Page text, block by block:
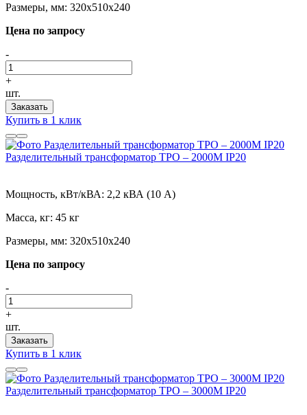
Размеры, мм: 320х510х240
Цена по запросу
-
+
шт.
Заказать
Купить в 1 клик
Разделительный трансформатор ТРО – 2000М IP20
Мощность, кВт/кВА: 2,2 кВА (10 А)
Масса, кг: 45 кг
Размеры, мм: 320х510х240
Цена по запросу
-
+
шт.
Заказать
Купить в 1 клик
Разделительный трансформатор ТРО – 3000М IP20